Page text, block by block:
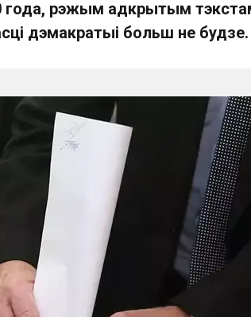
года, рэжым адкрытым
дэмакратыі больш не будзе.